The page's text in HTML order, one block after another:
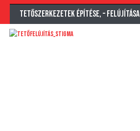
Tetőszerkezetek építése, – felújítása